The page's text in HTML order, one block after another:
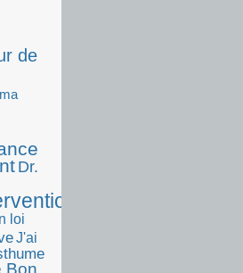
de
Dr.
loi
J'ai
Bon